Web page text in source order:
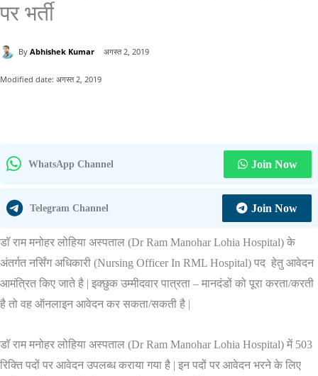
पर भर्ती
By Abhishek Kumar अगस्त 2, 2019
Modified date: अगस्त 2, 2019
WhatsApp Channel Join Now
Telegram Channel Join Now
डॉ राम मनोहर लोहिया अस्पताल (Dr Ram Manohar Lohia Hospital) के
अंतर्गत नर्सिंग अधिकारी (Nursing Officer In RML Hospital) पद हेतु आवेदन
आमंत्रित किए जाते है | इक्छुक उम्मीदवार पात्रता – मानदंडों को पूरा करता/करती
है तो वह ऑनलाइन आवेदन कर सकता/सकती है |
डॉ राम मनोहर लोहिया अस्पताल (Dr Ram Manohar Lohia Hospital) में 503
रिक्ति पदों पर आवेदन उपलब्ध कराया गया है | इन पदों पर आवेदन भरने के लिए